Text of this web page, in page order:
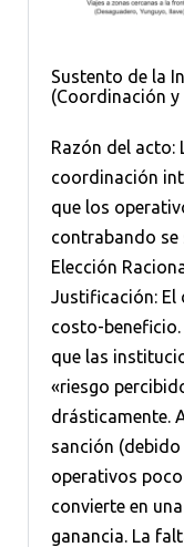
Sustento de la
(Coordinación y
Razón del acto:
coordinación
que los
contrabando se
Elección
Justificación: El
costo-beneficio.
que las
«riesgo
drásticamente.
sanción
operativos
convierte en
ganancia. La